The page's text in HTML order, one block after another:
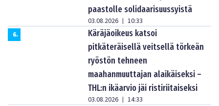
paastolle solidaarisuussyistä
03.08.2026
10:33
6.
Käräjäoikeus katsoi
pitkäteräisellä veitsellä törkeän
ryöstön tehneen
maahanmuuttajan alaikäiseksi –
THL:n ikäarvio jäi ristiriitaiseksi
03.08.2026
14:33